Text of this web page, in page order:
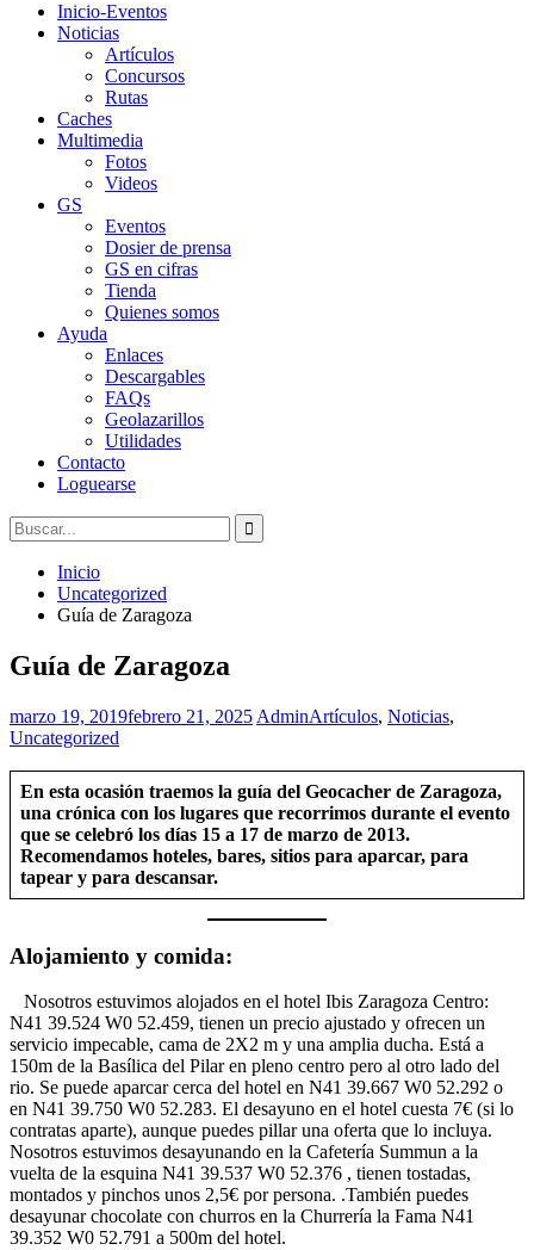
Inicio-Eventos
Noticias
Artículos
Concursos
Rutas
Caches
Multimedia
Fotos
Videos
GS
Eventos
Dosier de prensa
GS en cifras
Tienda
Quienes somos
Ayuda
Enlaces
Descargables
FAQs
Geolazarillos
Utilidades
Contacto
Loguearse
Buscar:
Inicio
Uncategorized
Guía de Zaragoza
Guía de Zaragoza
marzo 19, 2019febrero 21, 2025 AdminArtículos, Noticias,
Uncategorized
En esta ocasión traemos la guía del Geocacher de Zaragoza,
una crónica con los lugares que recorrimos durante el evento
que se celebró los días 15 a 17 de marzo de 2013.
Recomendamos hoteles, bares, sitios para aparcar, para
tapear y para descansar.
Alojamiento y comida:
Nosotros estuvimos alojados en el hotel Ibis Zaragoza Centro:
N41 39.524 W0 52.459, tienen un precio ajustado y ofrecen un
servicio impecable, cama de 2X2 m y una amplia ducha. Está a
150m de la Basílica del Pilar en pleno centro pero al otro lado del
rio. Se puede aparcar cerca del hotel en N41 39.667 W0 52.292 o
en N41 39.750 W0 52.283. El desayuno en el hotel cuesta 7€ (si lo
contratas aparte), aunque puedes pillar una oferta que lo incluya.
Nosotros estuvimos desayunando en la Cafetería Summun a la
vuelta de la esquina N41 39.537 W0 52.376 , tienen tostadas,
montados y pinchos unos 2,5€ por persona. .También puedes
desayunar chocolate con churros en la Churrería la Fama N41
39.352 W0 52.791 a 500m del hotel.